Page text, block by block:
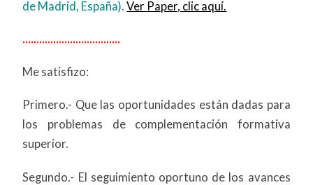
de Madrid, España).Ver Paper, clic aquí.
...................................
Me satisfizo:
Primero.- Que las oportunidades están dadas para
los problemas de complementación formativa
superior.
Segundo.- El seguimiento oportuno de los avances